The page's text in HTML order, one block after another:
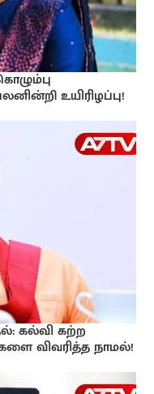
உயிரிழப்பு!
கல்வி கற்ற
விவரித்த நாமல்!